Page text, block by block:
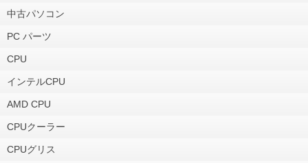
中古パソコン
PC パーツ
CPU
インテルCPU
AMD CPU
CPUクーラー
CPUグリス